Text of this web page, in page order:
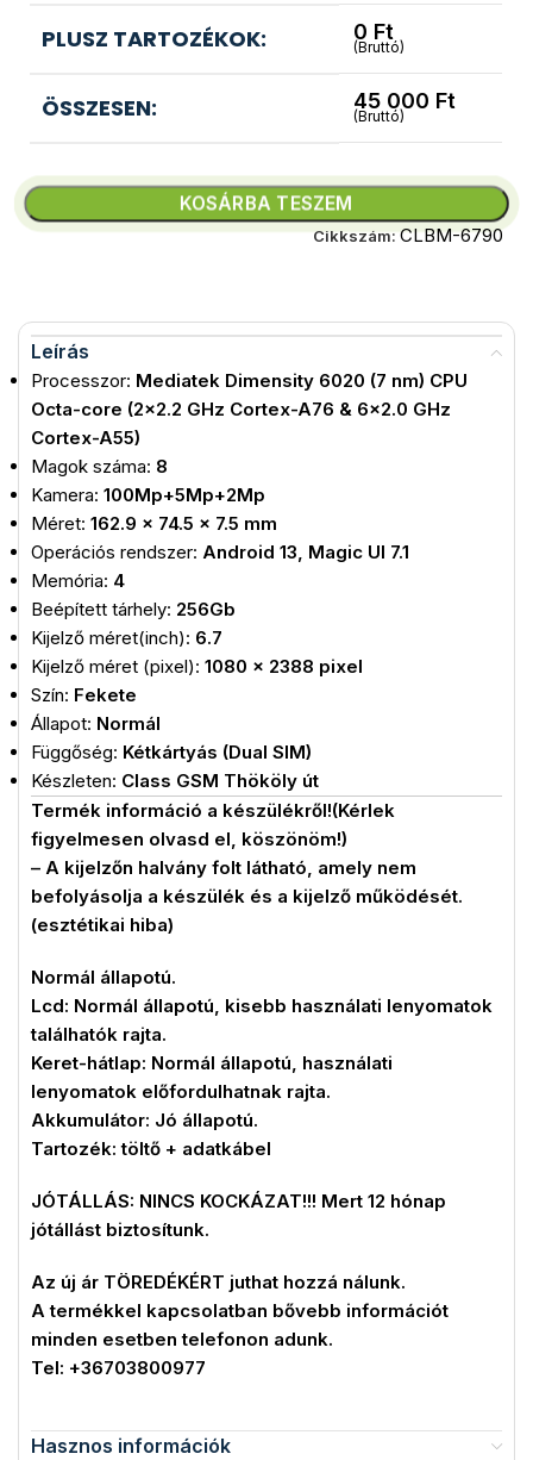
PLUSZ TARTOZÉKOK: 0 Ft
(Bruttó)
ÖSSZESEN: 45 000 Ft
(Bruttó)
KOSÁRBA TESZEM
Cikkszám:CLBM-6790
Leírás
Processzor: Mediatek Dimensity 6020 (7 nm) CPU
Octa-core (2×2.2 GHz Cortex-A76 & 6×2.0 GHz
Cortex-A55)
Magok száma: 8
Kamera: 100Mp+5Mp+2Mp
Méret: 162.9 x 74.5 x 7.5 mm
Operációs rendszer: Android 13, Magic UI 7.1
Memória: 4
Beépített tárhely: 256Gb
Kijelző méret(inch): 6.7
Kijelző méret (pixel): 1080 x 2388 pixel
Szín: Fekete
Állapot: Normál
Függőség: Kétkártyás (Dual SIM)
Készleten: Class GSM Thököly út
Termék információ a készülékről!(Kérlek
figyelmesen olvasd el, köszönöm!)
– A kijelzőn halvány folt látható, amely nem
befolyásolja a készülék és a kijelző működését.
(esztétikai hiba)
Normál állapotú.
Lcd: Normál állapotú, kisebb használati lenyomatok
találhatók rajta.
Keret-hátlap: Normál állapotú, használati
lenyomatok előfordulhatnak rajta.
Akkumulátor: Jó állapotú.
Tartozék: töltő + adatkábel
JÓTÁLLÁS: NINCS KOCKÁZAT!!! Mert 12 hónap
jótállást biztosítunk.
Az új ár TÖREDÉKÉRT juthat hozzá nálunk.
A termékkel kapcsolatban bővebb információt
minden esetben telefonon adunk.
Tel: +36703800977
Hasznos információk